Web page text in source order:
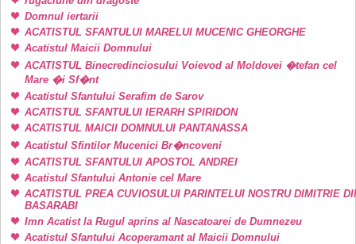
Domnul iertarii
ACATISTUL SFANTULUI MARELUI MUCENIC GHEORGHE
Acatistul Maicii Domnului
ACATISTUL Binecredinciosului Voievod al Moldovei �tefan cel
Mare �i Sf�nt
Acatistul Sfantului Serafim de Sarov
ACATISTUL SFANTULUI IERARH SPIRIDON
ACATISTUL MAICII DOMNULUI PANTANASSA
Acatistul Sfintilor Mucenici Br�ncoveni
ACATISTUL SFANTULUI APOSTOL ANDREI
Acatistul Sfantului Antonie cel Mare
ACATISTUL PREA CUVIOSULUI PARINTELUI NOSTRU DIMITRIE
BASARABI
Imn Acatist la Rugul aprins al Nascatoarei de Dumnezeu
Acatistul Sfantului Acoperamant al Maicii Domnului